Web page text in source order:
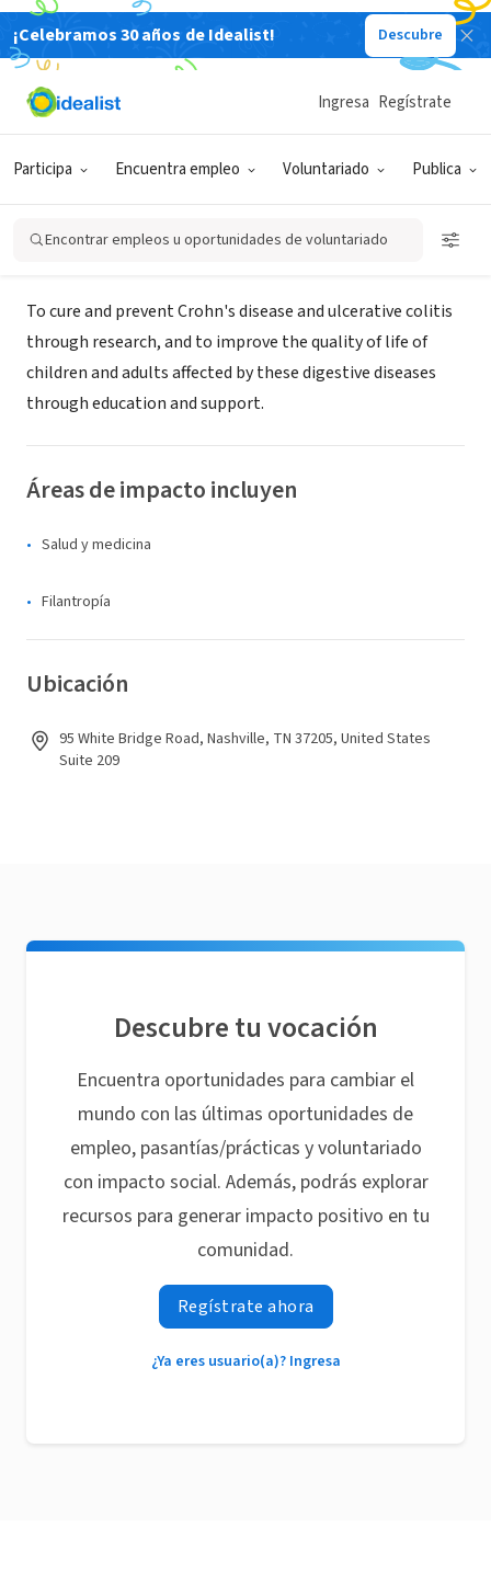
¡Celebramos 30 años de Idealist! Descubre
Participa Encuentra empleo Voluntariado Publica
Ingresa Regístrate
Encontrar empleos u oportunidades de voluntariado
ORGANIZACIÓN SIN FIN DE LUCRO
Crohn's & Colitis Foundation,
Tennessee Chapter
Nashville, TN www.ccfa.org/chapters/tennessee/
Acerca de
To cure and prevent Crohn's disease and ulcerative colitis
through research, and to improve the quality of life of
children and adults affected by these digestive diseases
through education and support.
Áreas de impacto incluyen
Salud y medicina
Filantropía
Ubicación
95 White Bridge Road, Nashville, TN 37205, United States
Suite 209
Descubre tu vocación
Encuentra oportunidades para cambiar el
mundo con las últimas oportunidades de
empleo, pasantías/prácticas y voluntariado
con impacto social. Además, podrás explorar
recursos para generar impacto positivo en tu
comunidad.
Regístrate ahora
¿Ya eres usuario(a)? Ingresa